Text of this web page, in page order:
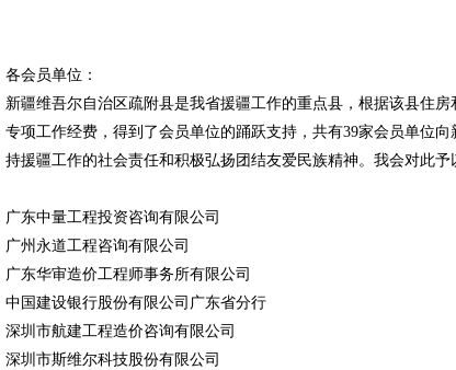
各会员单位：
新疆维吾尔自治区疏附县是我省援疆工作的重点县，根据该县住
专项工作经费，得到了会员单位的踊跃支持，共有39家会员单位
持援疆工作的社会责任和积极弘扬团结友爱民族精神。我会对此
广东中量工程投资咨询有限公司
广州永道工程咨询有限公司
广东华审造价工程师事务所有限公司
中国建设银行股份有限公司广东省分行
深圳市航建工程造价咨询有限公司
深圳市斯维尔科技股份有限公司